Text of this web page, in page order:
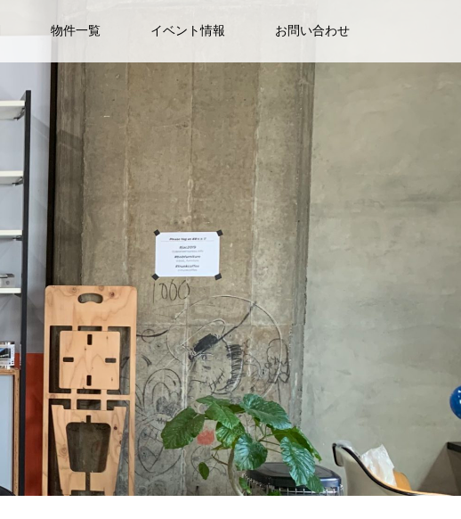
物件一覧 イベント情報 お問い合わせ